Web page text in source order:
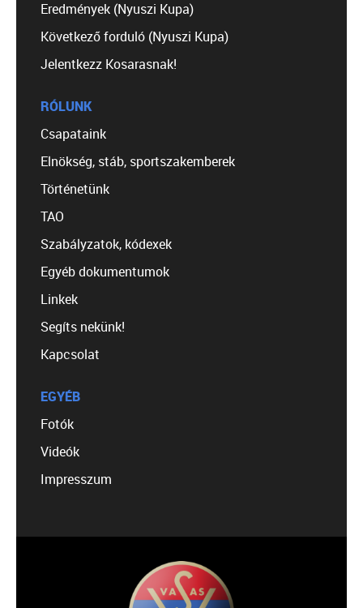
Eredmények (Nyuszi Kupa)
Következő forduló (Nyuszi Kupa)
Jelentkezz Kosarasnak!
RÓLUNK
Csapataink
Elnökség, stáb, sportszakemberek
Történetünk
TAO
Szabályzatok, kódexek
Egyéb dokumentumok
Linkek
Segíts nekünk!
Kapcsolat
EGYÉB
Fotók
Videók
Impresszum